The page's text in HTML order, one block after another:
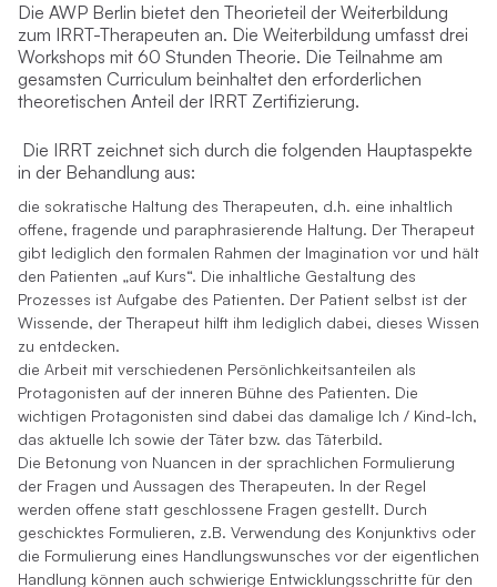
Die AWP Berlin bietet den Theorieteil der Weiterbildung
zum IRRT-Therapeuten an. Die Weiterbildung umfasst drei
Workshops mit 60 Stunden Theorie. Die Teilnahme am
gesamsten Curriculum beinhaltet den erforderlichen
theoretischen Anteil der IRRT Zertifizierung.
Die IRRT zeichnet sich durch die folgenden Hauptaspekte
in der Behand­lung aus:
die sokratische Haltung des Therapeuten, d.h. eine inhaltlich
offene, fragende und paraphrasierende Haltung. Der Therapeut
gibt lediglich den formalen Rahmen der Imagination vor und hält
den Patienten „auf Kurs“. Die inhaltliche Gestaltung des
Prozesses ist Aufgabe des Patienten. Der Patient selbst ist der
Wissende, der Therapeut hilft ihm lediglich dabei, dieses Wissen
zu entdecken.
die Arbeit mit verschiedenen Persönlichkeitsanteilen als
Protagonisten auf der inneren Bühne des Patienten. Die
wichtigen Protagonisten sind dabei das damalige Ich / Kind-Ich,
das aktuelle Ich sowie der Täter bzw. das Täterbild.
Die Betonung von Nuancen in der sprachlichen Formulierung
der Fragen und Aussagen des Therapeuten. In der Regel
werden offene statt geschlossene Fragen gestellt. Durch
geschicktes Formulieren, z.B. Verwendung des Konjunktivs oder
die Formulierung eines Handlungswunsches vor der eigentlichen
Handlung können auch schwierige Entwicklungsschritte für den